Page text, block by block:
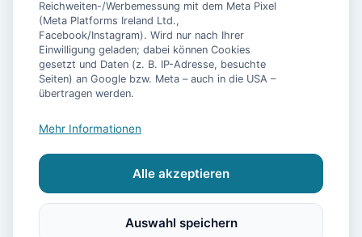
Ausstattung
Waschmaschine Trockner
Reichweiten-/Werbemessung mit dem Meta Pixel
(Meta Platforms Ireland Ltd.,
Facebook/Instagram). Wird nur nach Ihrer
Einwilligung geladen; dabei können Cookies
gesetzt und Daten (z. B. IP-Adresse, besuchte
Seiten) an Google bzw. Meta – auch in die USA –
übertragen werden.
Mehr Informationen
Alle akzeptieren
Auswahl speichern